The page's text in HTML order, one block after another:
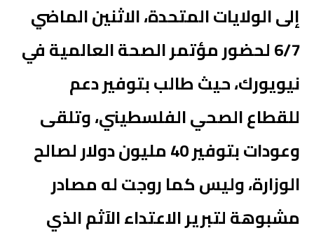
إلى الولايات المتحدة، الاثنين الماضي
6/7 لحضور مؤتمر الصحة العالمية في
نيويورك، حيث طالب بتوفير دعم
للقطاع الصحي الفلسطيني، وتلقى
وعودات بتوفير 40 مليون دولار لصالح
الوزارة، وليس كما روجت له مصادر
مشبوهة لتبرير الاعتداء الآثم الذي